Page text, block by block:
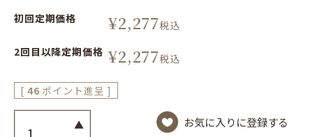
初回定期価格
¥2,277税込
2回目以降定期価格 ¥2,277税込
[ 46 ポイント進呈 ]
お気に入りに登録する